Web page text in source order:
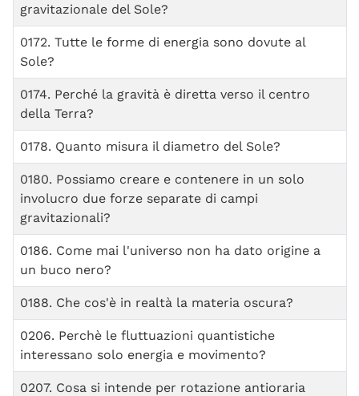
gravitazionale del Sole?
0172. Tutte le forme di energia sono dovute al
Sole?
0174. Perché la gravità è diretta verso il centro
della Terra?
0178. Quanto misura il diametro del Sole?
0180. Possiamo creare e contenere in un solo
involucro due forze separate di campi
gravitazionali?
0186. Come mai l'universo non ha dato origine a
un buco nero?
0188. Che cos'è in realtà la materia oscura?
0206. Perchè le fluttuazioni quantistiche
interessano solo energia e movimento?
0207. Cosa si intende per rotazione antioraria